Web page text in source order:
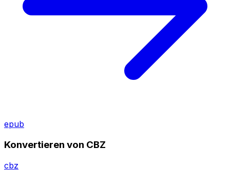
epub
Konvertieren von CBZ
cbz